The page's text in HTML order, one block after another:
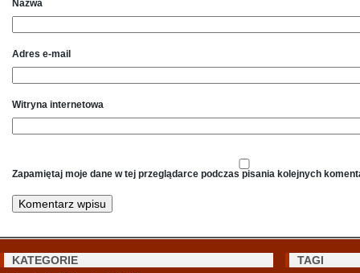
Nazwa
Adres e-mail
Witryna internetowa
Zapamiętaj moje dane w tej przeglądarce podczas pisania kolejnych
KATEGORIE TAGI